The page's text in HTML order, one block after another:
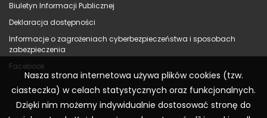
Biuletyn Informacji Publicznej
Deklaracja dostępności
Informacje o zagrożeniach cyberbezpieczeństwa i sposobach
zabezpieczenia
Facebook
Nasza strona internetowa używa plików cookies (tzw.
ciasteczka) w celach statystycznych oraz funkcjonalnych.
Dzięki nim możemy indywidualnie dostosować stronę do